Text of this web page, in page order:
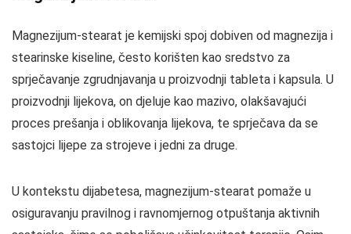
Magnezijum-stearat je kemijski spoj dobiven od magnezija i
stearinske kiseline, često korišten kao sredstvo za
sprječavanje zgrudnjavanja u proizvodnji tableta i kapsula. U
proizvodnji lijekova, on djeluje kao mazivo, olakšavajući
proces prešanja i oblikovanja lijekova, te sprječava da se
sastojci lijepe za strojeve i jedni za druge.
U kontekstu dijabetesa, magnezijum-stearat pomaže u
osiguravanju pravilnog i ravnomjernog otpuštanja aktivnih